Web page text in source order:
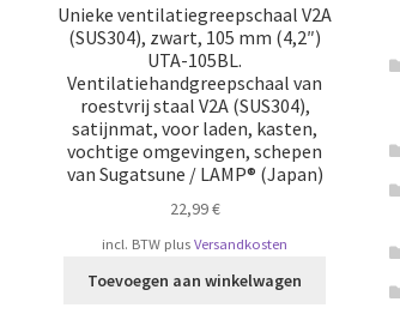
Unieke ventilatiegreepschaal V2A
(SUS304), zwart, 105 mm (4,2″)
UTA-105BL.
Ventilatiehandgreepschaal van
roestvrij staal V2A (SUS304),
satijnmat, voor laden, kasten,
vochtige omgevingen, schepen
van Sugatsune / LAMP® (Japan)
22,99€
incl. BTW plusVersandkosten
Toevoegen aan winkelwagen